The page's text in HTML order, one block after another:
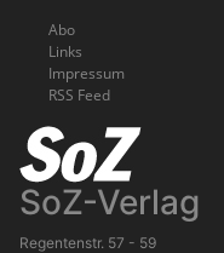
Abo
Links
Impressum
RSS Feed
SoZ-Verlag
Regentenstr. 57 - 59